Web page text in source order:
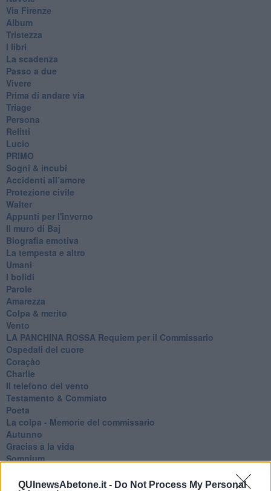
QUInewsAbetone.it - Do Not Process My Personal
Via Firenze
Album
Tristezza
I libri
La scadenza
Passo a due
Vivere
Prima di andare via
Triage
Persona
Relitti
Lucio
PRIMO
Sogni & incubi
Accidenti all’amore
Protezione civile
Walter
Appunti per l'inverno
Il muro di Baj
Biografia emotiva
La tempesta e altro
Umani
I bolidi
Parole
Amarezza
Colpa & merito
Vento
​LA PANCHINA ROSSA Requiem per il Commissario
Ospedali del cuore
Coraçào
Charlie
Il telefono del vento
Testamento & Commiato
Poeta
​La colpa - Memorie del commissario
Autunno
Gracias a la vida
Somnium
Hop!